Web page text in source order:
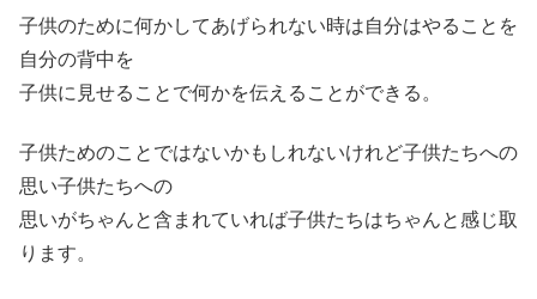
子供のために何かしてあげられない時は自分はやることを
自分の背中を
子供に見せることで何かを伝えることができる。
子供ためのことではないかもしれないけれど子供たちへの
思い子供たちへの
思いがちゃんと含まれていれば子供たちはちゃんと感じ取
ります。